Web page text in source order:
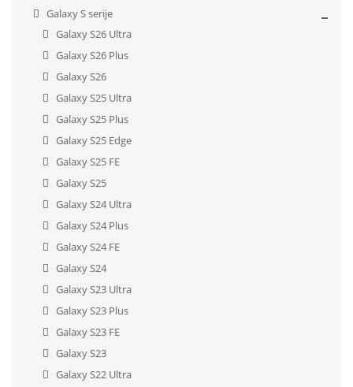
Galaxy S serije
Galaxy S26 Ultra
Galaxy S26 Plus
Galaxy S26
Galaxy S25 Ultra
Galaxy S25 Plus
Galaxy S25 Edge
Galaxy S25 FE
Galaxy S25
Galaxy S24 Ultra
Galaxy S24 Plus
Galaxy S24 FE
Galaxy S24
Galaxy S23 Ultra
Galaxy S23 Plus
Galaxy S23 FE
Galaxy S23
Galaxy S22 Ultra